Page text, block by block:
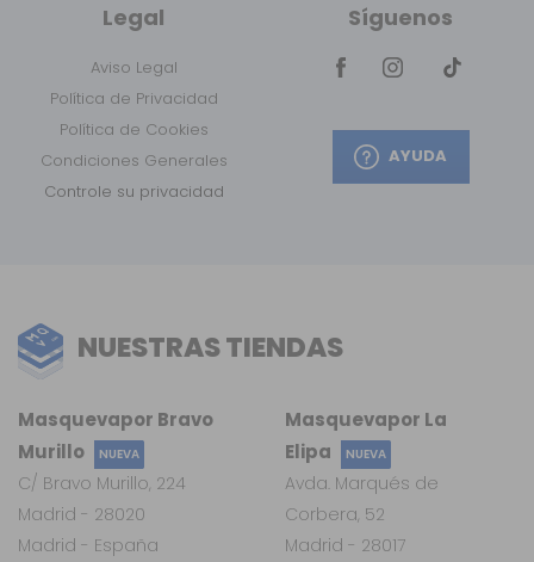
Legal
Aviso Legal
Política de Privacidad
Política de Cookies
Condiciones Generales
Controle su privacidad
Síguenos
AYUDA
NUESTRAS TIENDAS
Masquevapor La
Elipa
NUEVA
Avda. Marqués de
Corbera, 52
Madrid - 28017
Masquevapor Bravo
Murillo
NUEVA
C/ Bravo Murillo, 224
Madrid - 28020
Madrid - España